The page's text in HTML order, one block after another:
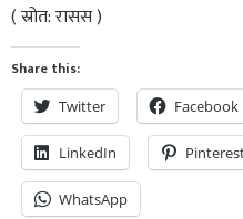
( स्रोत: रासस )
Share this:
Twitter Facebook
LinkedIn
WhatsApp